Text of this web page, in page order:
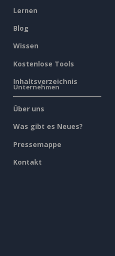
Lernen
Blog
Wissen
Kostenlose Tools
Inhaltsverzeichnis
Unternehmen
Über uns
Was gibt es Neues?
Pressemappe
Kontakt